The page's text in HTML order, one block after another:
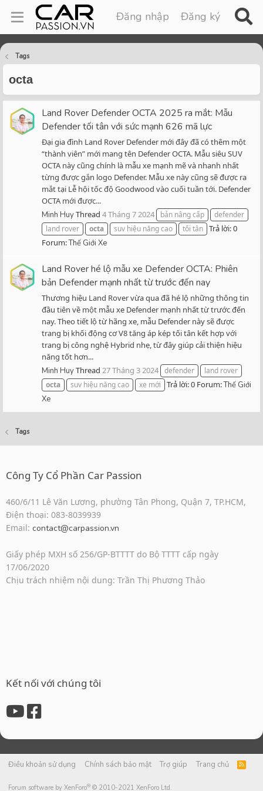
Đăng nhập Đăng ký
Tags
octa
Land Rover Defender OCTA 2025 ra mắt: Mẫu
Defender tối tân với sức mạnh 626 mã lực
Đại gia đình Land Rover Defender mới đây đã có thêm một
“thành viên” mới mang tên Defender OCTA. Mẫu siêu SUV
OCTA này cũng chính là mẫu xe mạnh mẽ và nhanh nhất
từng được gắn logo Defender. Mẫu xe này cũng sẽ được ra
mắt tại Lễ hội tốc độ Goodwood vào cuối tuần tới. Defender
OCTA mới được...
Minh HuyThread 4 Tháng 7 2024 bản nâng cấp
defender
land rover
octa suv hiệu năng cao tối tân Trả lời: 0
Forum:Thế Giới Xe
Land Rover hé lộ mẫu xe Defender OCTA: Phiên
bản Defender mạnh nhất từ trước đến nay
Thương hiệu Land Rover vừa qua đã hé lộ những thông tin
đầu tiên về một mẫu xe Defender mạnh nhất từ trước đến
nay. Theo tiết lộ từ hãng xe, mẫu Defender này sẽ được
trang bị khối động cơ V8 tăng áp kép tối tân kết hợp với
trang bị công nghệ Hybrid nhẹ, từ đây giúp cải thiện hiệu
năng tốt hơn...
Minh HuyThread 27 Tháng 3 2024 defender
land rover
octa
suv hiệu năng cao xe mới Trả lời: 0 Forum:Thế Giới
Xe
Tags
Công Ty Cổ Phần Car Passion
460/6/11 Lê Văn Lương, phường Tân Phong, Quận 7, TP.HCM,
Điện thoại: 083-8039939
Email: contact@carpassion.vn
Giấy phép MXH số 256/GP-BTTTT do Bộ TTTT cấp ngày
17/06/2020
Chịu trách nhiệm nội dung: Trần Thị Phương Thảo
Kết nối với chúng tôi
Điều khoản sử dụng Chính sách bảo mật Trợ giúp Trang chủ
R
S
Forum software by XenForo® © 2010-2021 XenForo Ltd.